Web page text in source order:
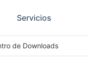
Servicios
de Downloads